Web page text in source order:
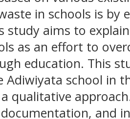
in schools is by
study aims to
as an effort to
education. This
school in
qualitative
and